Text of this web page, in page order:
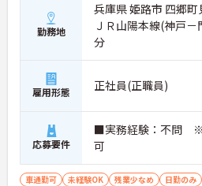
勤務地
兵庫県 姫路市 四郷
ＪＲ山陽本線(神戸
分
雇用形態 正社員(正職員)
応募要件
■実務経験：不問 ※
可
車通勤可 未経験OK 残業少なめ 日勤のみ